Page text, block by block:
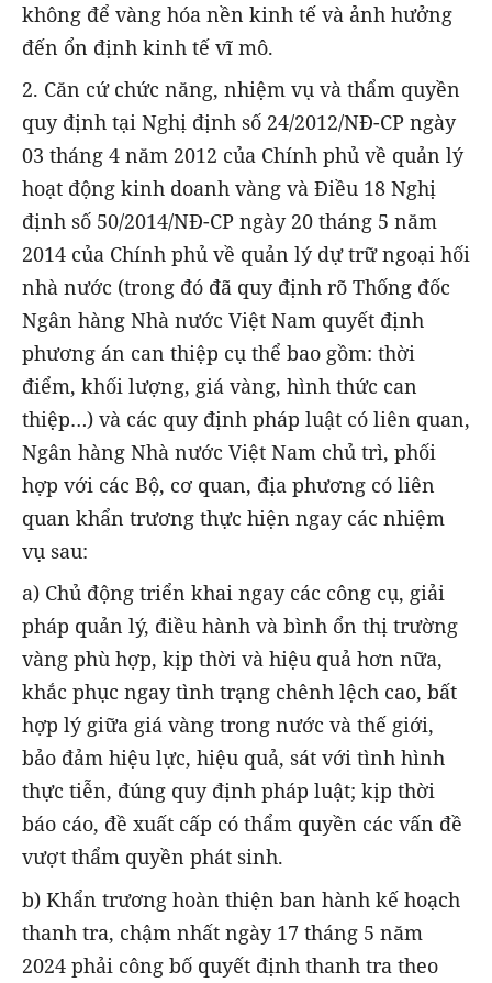
không để vàng hóa nền kinh tế và ảnh hưởng
đến ổn định kinh tế vĩ mô.
2. Căn cứ chức năng, nhiệm vụ và thẩm quyền
quy định tại Nghị định số 24/2012/NĐ-CP ngày
03 tháng 4 năm 2012 của Chính phủ về quản lý
hoạt động kinh doanh vàng và Điều 18 Nghị
định số 50/2014/NĐ-CP ngày 20 tháng 5 năm
2014 của Chính phủ về quản lý dự trữ ngoại hối
nhà nước (trong đó đã quy định rõ Thống đốc
Ngân hàng Nhà nước Việt Nam quyết định
phương án can thiệp cụ thể bao gồm: thời
điểm, khối lượng, giá vàng, hình thức can
thiệp…) và các quy định pháp luật có liên quan,
Ngân hàng Nhà nước Việt Nam chủ trì, phối
hợp với các Bộ, cơ quan, địa phương có liên
quan khẩn trương thực hiện ngay các nhiệm
vụ sau:
a) Chủ động triển khai ngay các công cụ, giải
pháp quản lý, điều hành và bình ổn thị trường
vàng phù hợp, kịp thời và hiệu quả hơn nữa,
khắc phục ngay tình trạng chênh lệch cao, bất
hợp lý giữa giá vàng trong nước và thế giới,
bảo đảm hiệu lực, hiệu quả, sát với tình hình
thực tiễn, đúng quy định pháp luật; kịp thời
báo cáo, đề xuất cấp có thẩm quyền các vấn đề
vượt thẩm quyền phát sinh.
b) Khẩn trương hoàn thiện ban hành kế hoạch
thanh tra, chậm nhất ngày 17 tháng 5 năm
2024 phải công bố quyết định thanh tra theo